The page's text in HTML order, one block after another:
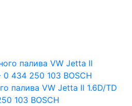
палива VW Jetta II 1.6D/TD
103 BOSCH